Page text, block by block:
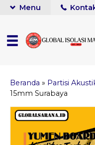
Menu
Beranda » Partisi
15mm Surabaya